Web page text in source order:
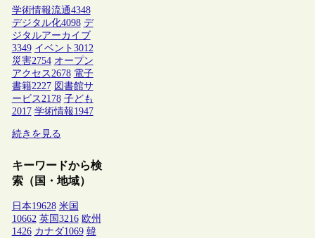
学術情報流通4348
デジタル化4098 デ
ジタルアーカイブ
3349 イベント 3012
災害2754 オープン
アクセス 2678 電子
書籍2227 図書館サ
ービス 2178 子ども
2017 学術情報1947
続きを見る
キーワードから検
索（国・地域）
日本19628 米国
10662 英国 3216 欧州
1426 カナダ1069 韓